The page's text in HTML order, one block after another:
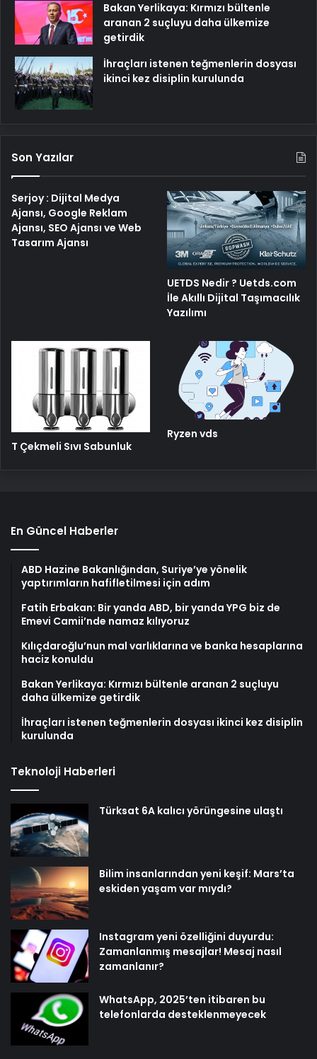
Bakan Yerlikaya: Kırmızı bültenle
aranan 2 suçluyu daha ülkemize
getirdik
İhraçları istenen teğmenlerin dosyası
ikinci kez disiplin kurulunda
Son Yazılar
Serjoy : Dijital Medya
Ajansı, Google Reklam
Ajansı, SEO Ajansı ve Web
Tasarım Ajansı
UETDS Nedir ? Uetds.com
İle Akıllı Dijital Taşımacılık
Yazılımı
T Çekmeli Sıvı Sabunluk
Ryzen vds
En Güncel Haberler
ABD Hazine Bakanlığından, Suriye’ye yönelik
yaptırımların hafifletilmesi için adım
Fatih Erbakan: Bir yanda ABD, bir yanda YPG biz de
Emevi Camii’nde namaz kılıyoruz
Kılıçdaroğlu’nun mal varlıklarına ve banka hesaplarına
haciz konuldu
Bakan Yerlikaya: Kırmızı bültenle aranan 2 suçluyu
daha ülkemize getirdik
İhraçları istenen teğmenlerin dosyası ikinci kez disiplin
kurulunda
Teknoloji Haberleri
Türksat 6A kalıcı yörüngesine ulaştı
Bilim insanlarından yeni keşif: Mars’ta
eskiden yaşam var mıydı?
Instagram yeni özelliğini duyurdu:
Zamanlanmış mesajlar! Mesaj nasıl
zamanlanır?
WhatsApp, 2025’ten itibaren bu
telefonlarda desteklenmeyecek